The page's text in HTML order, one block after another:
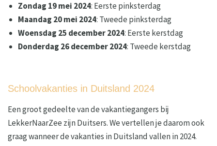
Zondag 19 mei 2024: Eerste pinksterdag
Maandag 20 mei 2024: Tweede pinksterdag
Woensdag 25 december 2024: Eerste kerstdag
Donderdag 26 december 2024: Tweede kerstdag
Schoolvakanties in Duitsland 2024
Een groot gedeelte van de vakantiegangers bij
LekkerNaarZee zijn Duitsers. We vertellen je daarom ook
graag wanneer de vakanties in Duitsland vallen in 2024.